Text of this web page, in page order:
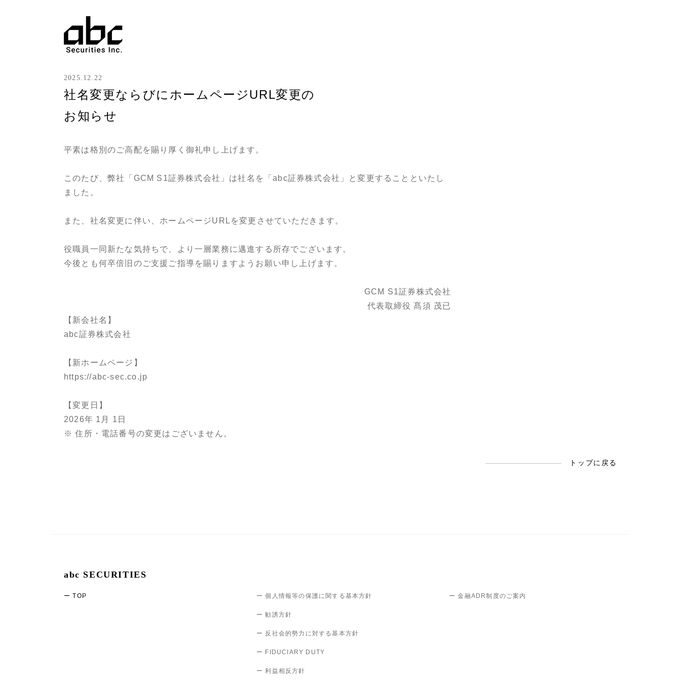
2025.12.22
社名変更ならびにホームページURL変更の
お知らせ
平素は格別のご高配を賜り厚く御礼申し上げます。
このたび、弊社「GCM S1証券株式会社」は社名を「abc証券株式会社」と変更することといたし
ました。
また、社名変更に伴い、ホームページURLを変更させていただきます。
役職員一同新たな気持ちで、より一層業務に邁進する所存でございます。
今後とも何卒倍旧のご支援ご指導を賜りますようお願い申し上げます。
GCM S1証券株式会社
代表取締役 髙須 茂已
【新会社名】
abc証券株式会社
【新ホームページ】
https://abc-sec.co.jp
【変更日】
2026年 1月 1日
※ 住所・電話番号の変更はございません。
トップに戻る
abc SECURITIES
ー TOP ー 個人情報等の保護に関する基本方針
ー 勧誘方針
ー 反社会的勢力に対する基本方針
ー FIDUCIARY DUTY
ー 利益相反方針
ー 金融ADR制度のご案内